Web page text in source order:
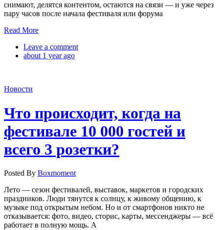
снимают, делятся контентом, остаются на связи — и уже через
пару часов после начала фестиваля или форума
Read More
Leave a comment
about 1 year ago
Новости
Что происходит, когда на
фестивале 10 000 гостей и
всего 3 розетки?
Posted By Boxmoment
Лето — сезон фестивалей, выставок, маркетов и городских
праздников. Люди тянутся к солнцу, к живому общению, к
музыке под открытым небом. Но и от смартфонов никто не
отказывается: фото, видео, сторис, карты, мессенджеры — всё
работает в полную мощь. А